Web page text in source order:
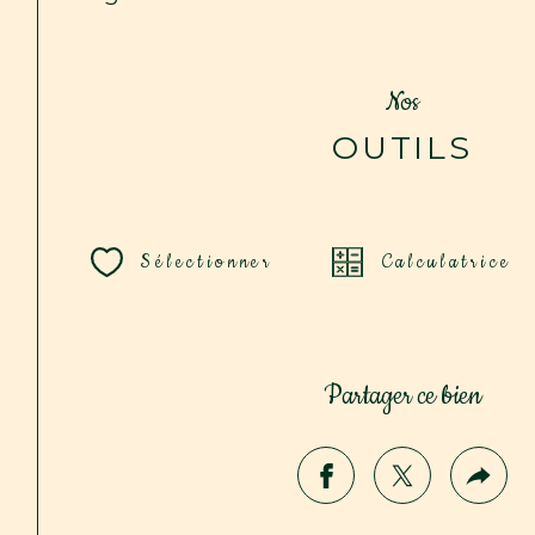
Nos
OUTILS
Sélectionner Calculatrice
Partager ce bien